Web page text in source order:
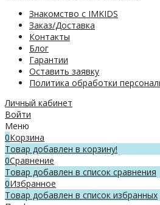
Знакомство с IMKIDS
Заказ/Доставка
Контакты
Блог
Гарантии
Оставить заявку
Политика обработки
Личный кабинет
Войти
Меню
0Корзина
Товар добавлен в корзину!
0Сравнение
Товар добавлен в список сравнения
0Избранное
Товар добавлен в список избранных